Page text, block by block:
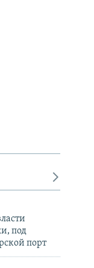
под
порт